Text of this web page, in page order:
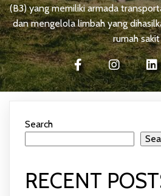
(B3) yang memiliki armada
dan mengelola limbah yang
rumah sakit
Search
RECENT